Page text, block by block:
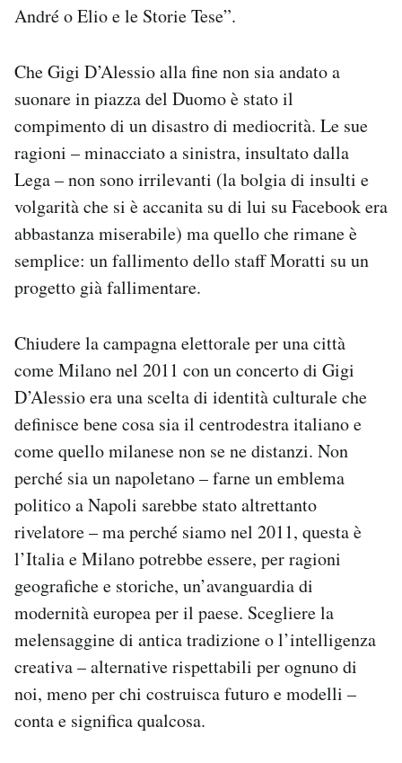
Newsletter
Hai bisogno di aiuto?
Esci
André o Elio e le Storie Tese”.
Che Gigi D’Alessio alla fine non sia andato a
suonare in piazza del Duomo è stato il
compimento di un disastro di mediocrità. Le sue
ragioni – minacciato a sinistra, insultato dalla
Lega – non sono irrilevanti (la bolgia di insulti e
volgarità che si è accanita su di lui su Facebook era
abbastanza miserabile) ma quello che rimane è
semplice: un fallimento dello staff Moratti su un
progetto già fallimentare.
Chiudere la campagna elettorale per una città
come Milano nel 2011 con un concerto di Gigi
D’Alessio era una scelta di identità culturale che
definisce bene cosa sia il centrodestra italiano e
come quello milanese non se ne distanzi. Non
perché sia un napoletano – farne un emblema
politico a Napoli sarebbe stato altrettanto
rivelatore – ma perché siamo nel 2011, questa è
l’Italia e Milano potrebbe essere, per ragioni
geografiche e storiche, un’avanguardia di
modernità europea per il paese. Scegliere la
melensaggine di antica tradizione o l’intelligenza
creativa – alternative rispettabili per ognuno di
noi, meno per chi costruisca futuro e modelli –
conta e significa qualcosa.